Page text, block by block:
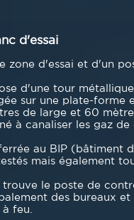
d'essai
zone d'essai et d'un
d'une tour
sur une plate-forme
de large et 60
à canaliser les gaz
au BIP (bâtiment
mais également
trouve le poste de
des bureaux
feu.